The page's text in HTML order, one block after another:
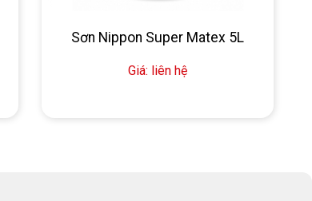
Sơn Nippon Super Matex 5L
Giá: liên hệ